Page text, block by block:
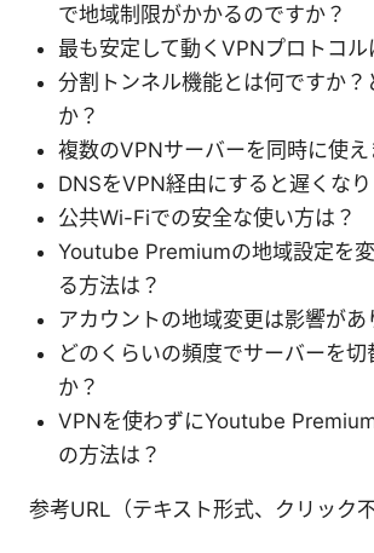
で地域制限がかかるのですか？
最も安定して動くVPNプロトコル
分割トンネル機能とは何ですか？
か？
複数のVPNサーバーを同時に使え
DNSをVPN経由にすると遅くなり
公共Wi-Fiでの安全な使い方は？
Youtube Premiumの地域設定を
る方法は？
アカウントの地域変更は影響があ
どのくらいの頻度でサーバーを切
か？
VPNを使わずにYoutube
の方法は？
参考URL（テキスト形式、クリック不